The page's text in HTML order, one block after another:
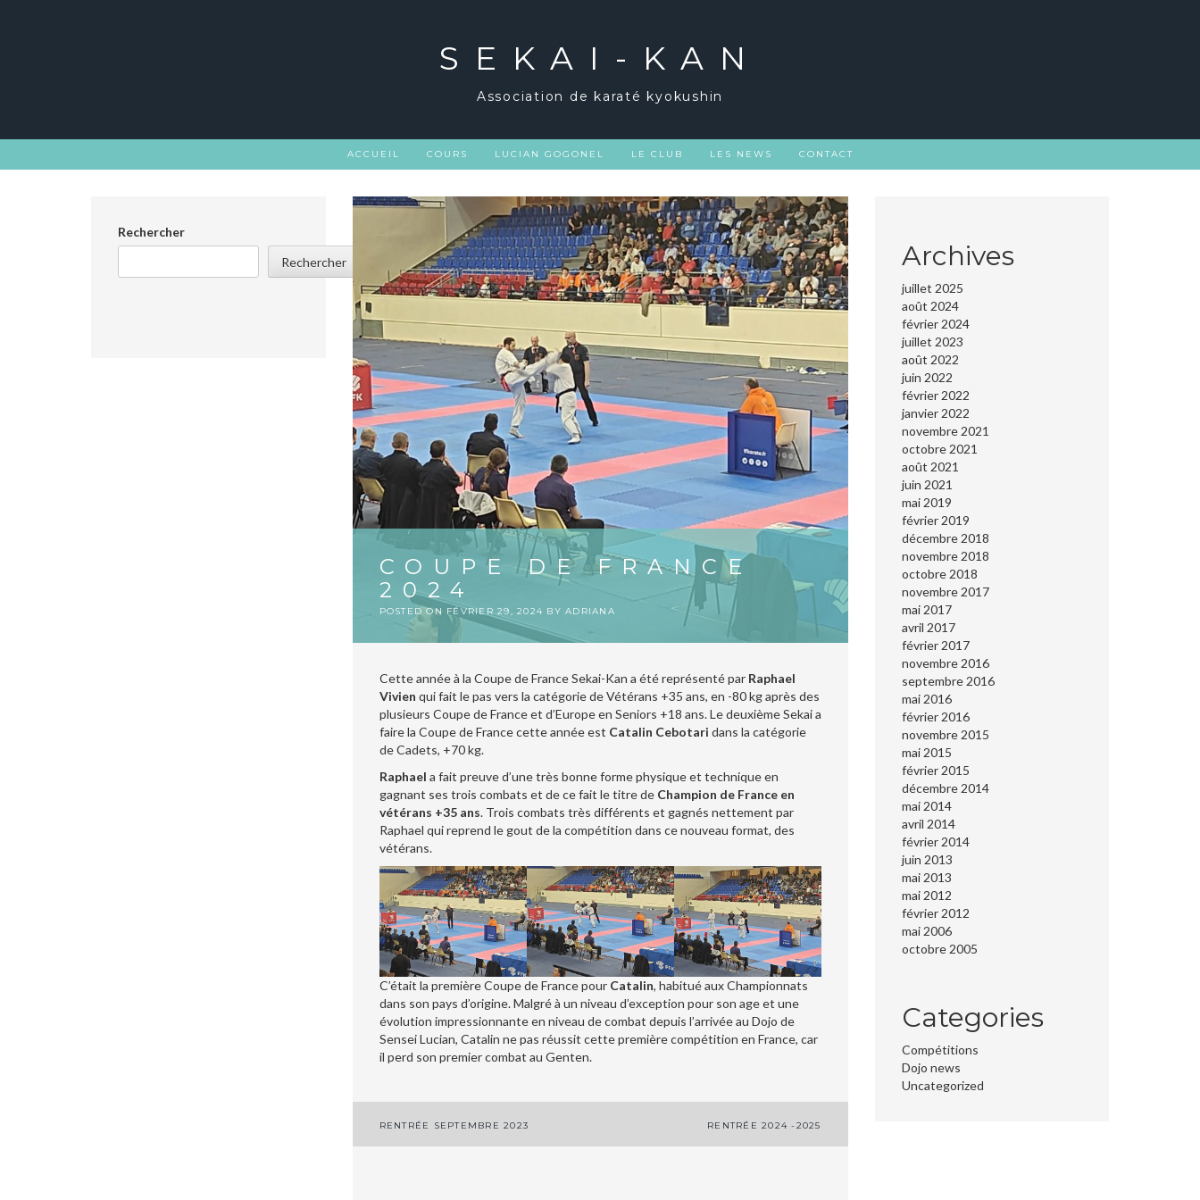
SEKAI-KAN
Association de karaté kyokushin
ACCUEIL COURS LUCIAN GOGONEL LE CLUB LES NEWS CONTACT
Rechercher
Rechercher
COUPE DE FRANCE
2024
POSTED ON FÉVRIER 29, 2024 BY ADRIANA
Cette année à la Coupe de France Sekai-Kan a été représenté par Raphael
Vivien qui fait le pas vers la catégorie de Vétérans +35 ans, en -80 kg après des
plusieurs Coupe de France et d’Europe en Seniors +18 ans. Le deuxième Sekai a
faire la Coupe de France cette année est Catalin Cebotari dans la catégorie
de Cadets, +70 kg.
Raphael a fait preuve d’une très bonne forme physique et technique en
gagnant ses trois combats et de ce fait le titre de Champion de France en
vétérans +35 ans. Trois combats très différents et gagnés nettement par
Raphael qui reprend le gout de la compétition dans ce nouveau format, des
vétérans.
C’était la première Coupe de France pour Catalin, habitué aux Championnats
dans son pays d’origine. Malgré à un niveau d’exception pour son age et une
évolution impressionnante en niveau de combat depuis l’arrivée au Dojo de
Sensei Lucian, Catalin ne pas réussit cette première compétition en France, car
il perd son premier combat au Genten.
Navigation
RENTRÉE SEPTEMBRE 2023 RENTRÉE 2024 -2025
Archives
juillet 2025
août 2024
février 2024
juillet 2023
août 2022
juin 2022
février 2022
janvier 2022
novembre 2021
octobre 2021
août 2021
juin 2021
mai 2019
février 2019
décembre 2018
novembre 2018
octobre 2018
novembre 2017
mai 2017
avril 2017
février 2017
novembre 2016
septembre 2016
mai 2016
février 2016
novembre 2015
mai 2015
février 2015
décembre 2014
mai 2014
avril 2014
février 2014
juin 2013
mai 2013
mai 2012
février 2012
mai 2006
octobre 2005
Categories
Compétitions
Dojo news
Uncategorized